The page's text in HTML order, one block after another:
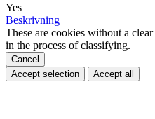
Yes
Beskrivning
These are cookies without a
in the process of classifying.
Cancel
Accept selection
Accept all